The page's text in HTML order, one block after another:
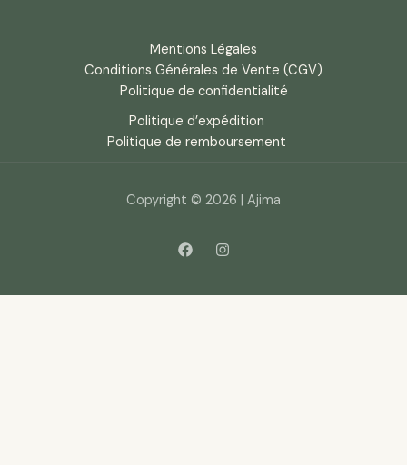
Mentions Légales
Conditions Générales de Vente (CGV)
Politique de confidentialité
Politique d’expédition
Politique de remboursement
Copyright © 2026 | Ajima